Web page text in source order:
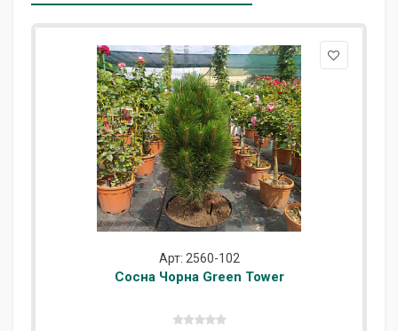
Арт: 2560-102
Сосна Чорна Green Tower